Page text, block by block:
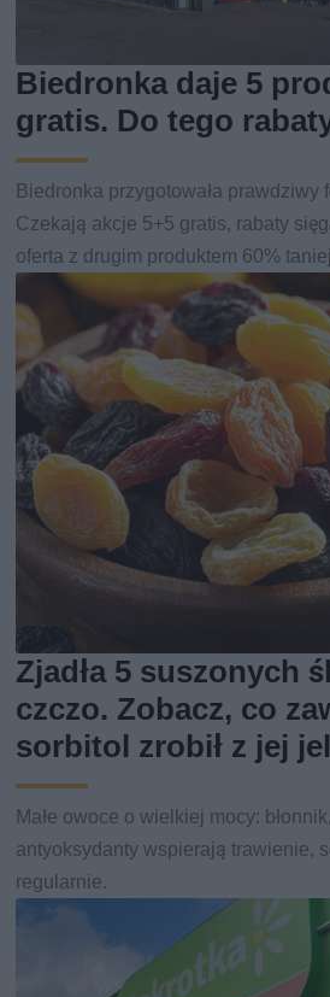
Biedronka daje 5
gratis. Do tego
Biedronka przygotowała prawdziwy
Czekają akcje 5+5 gratis, rabaty
oferta z drugim produktem 60%
Zjadła 5 suszonych
czczo. Zobacz, co
sorbitol zrobił z jej
Małe owoce o wielkiej mocy:
antyoksydanty wspierają trawienie,
regularnie.